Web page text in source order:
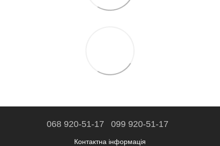
068 920-51-17 099 920-51-17
Контактна інформація